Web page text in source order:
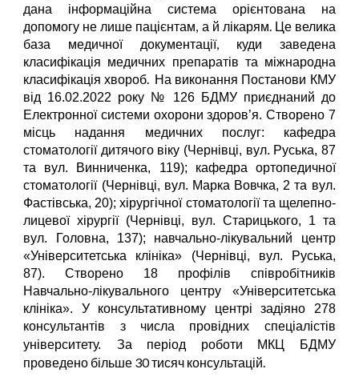
дана інформаційна система орієнтована на
допомогу не лише пацієнтам, а й лікарям. Це велика
база медичної документації, куди заведена
класифікація медичних препаратів та міжнародна
класифікація хвороб. На виконання Постанови КМУ
від 16.02.2022 року № 126 БДМУ приєднаний до
Електронної системи охорони здоров’я. Створено 7
місць надання медичних послуг: кафедра
стоматології дитячого віку (Чернівці, вул. Руська, 87
та вул. Винниченка, 119); кафедра ортопедичної
стоматології (Чернівці, вул. Марка Вовчка, 2 та вул.
Фастівська, 20); хірургічної стоматології та щелепно-
лицевої хірургії (Чернівці, вул. Старицького, 1 та
вул. Головна, 137); навчально-лікувальний центр
«Університетська клініка» (Чернівці, вул. Руська,
87). Створено 18 профілів співробітників
Навчально-лікувального центру «Університетська
клініка». У консультативному центрі задіяно 278
консультантів з числа провідних спеціалістів
університету. За період роботи МКЦ БДМУ
проведено більше 30 тисяч консультацій.